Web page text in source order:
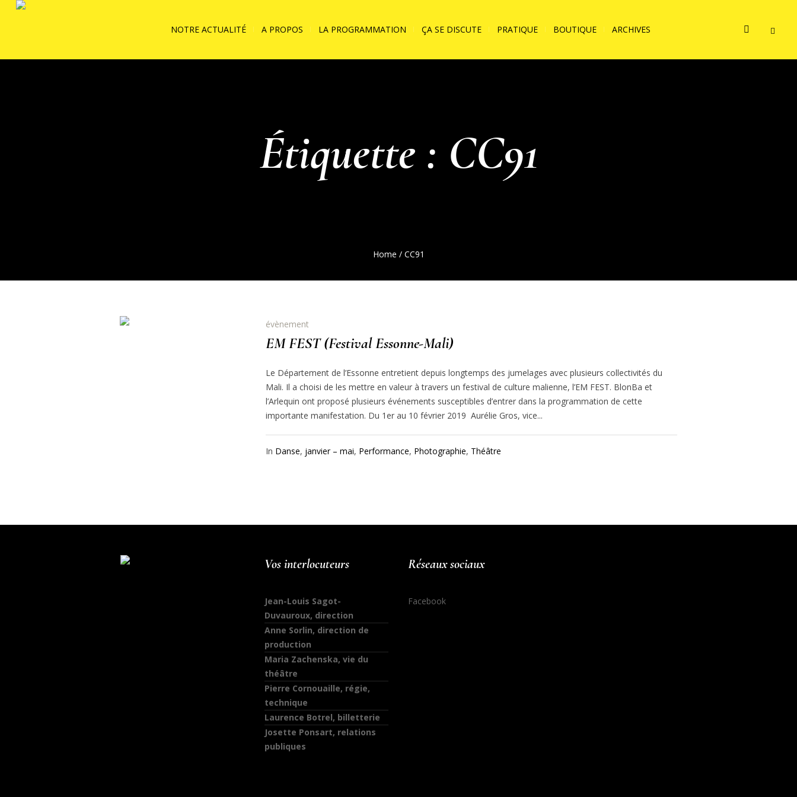
NOTRE ACTUALITÉ A PROPOS LA PROGRAMMATION ÇA SE DISCUTE PRATIQUE BOUTIQUE ARCHIVES
Étiquette : CC91
Home / CC91
évènement
EM FEST (Festival Essonne-Mali)
Le Département de l’Essonne entretient depuis longtemps des jumelages avec plusieurs collectivités du
Mali. Il a choisi de les mettre en valeur à travers un festival de culture malienne, l’EM FEST. BlonBa et
l’Arlequin ont proposé plusieurs événements susceptibles d’entrer dans la programmation de cette
importante manifestation. Du 1er au 10 février 2019 Aurélie Gros, vice...
In Danse, janvier – mai, Performance, Photographie, Théâtre
Vos interlocuteurs
Jean-Louis Sagot-
Duvauroux, direction
Anne Sorlin, direction de
production
Maria Zachenska, vie du
théâtre
Pierre Cornouaille, régie,
technique
Laurence Botrel, billetterie
Josette Ponsart, relations
publiques
Réseaux sociaux
Facebook